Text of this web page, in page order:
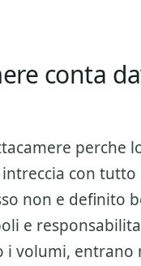
conta
perche
con tutto
non e definito
e
i volumi, entrano